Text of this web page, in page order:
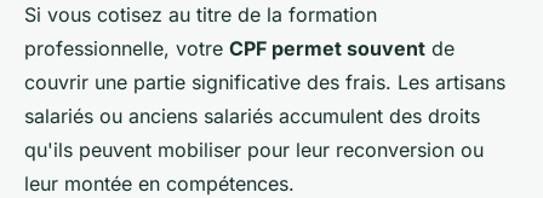
Si vous cotisez au titre de la formation
professionnelle, votre CPF permet souvent de
couvrir une partie significative des frais. Les artisans
salariés ou anciens salariés accumulent des droits
qu'ils peuvent mobiliser pour leur reconversion ou
leur montée en compétences.